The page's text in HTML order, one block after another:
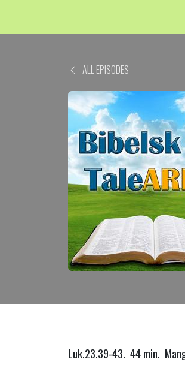
ALL EPISODES
Luk.23.39-43. 44 min.